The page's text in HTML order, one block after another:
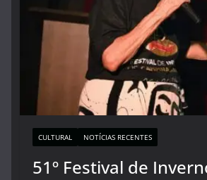
CULTURAL NOTÍCIAS RECENTES
51º Festival de